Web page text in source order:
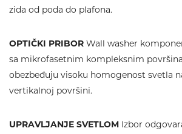
zida od poda do plafona.
OPTIČKI PRIBOR Wall washer
sa mikrofasetnim kompleksnim
obezbeđuju visoku homogenost svetla
vertikalnoj površini.
UPRAVLJANJE SVETLOM Izbor